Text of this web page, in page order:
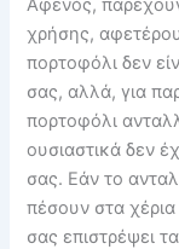
Αφενός,
χρήσης,
πορτοφόλι δεν
σας, αλλά, για
πορτοφόλι
ουσιαστικά δεν
σας. Εάν το
πέσουν στα
σας επιστρέψει